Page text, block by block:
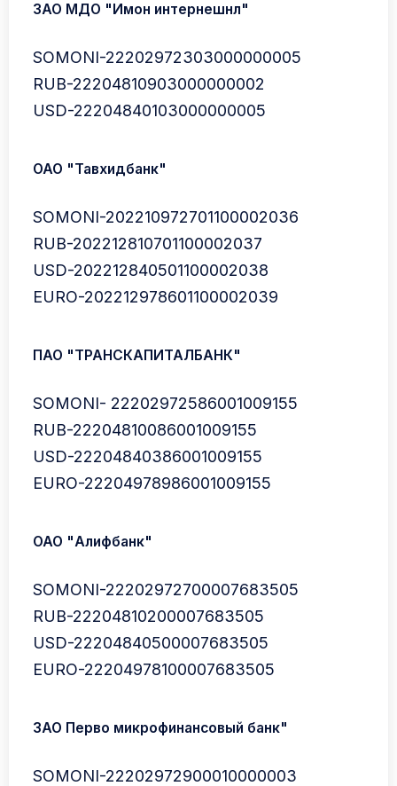
ЗАО МДО "Имон интернешнл"
SOMONI-22202972303000000005
RUB-22204810903000000002
USD-22204840103000000005
ОАО "Тавхидбанк"
SOMONI-202210972701100002036
RUB-202212810701100002037
USD-202212840501100002038
EURO-202212978601100002039
ПАО "ТРАНСКАПИТАЛБАНК"
SOMONI- 22202972586001009155
RUB-22204810086001009155
USD-22204840386001009155
EURO-22204978986001009155
ОАО "Алифбанк"
SOMONI-22202972700007683505
RUB-22204810200007683505
USD-22204840500007683505
EURO-22204978100007683505
ЗАО Перво микрофинансовый банк"
SOMONI-22202972900010000003